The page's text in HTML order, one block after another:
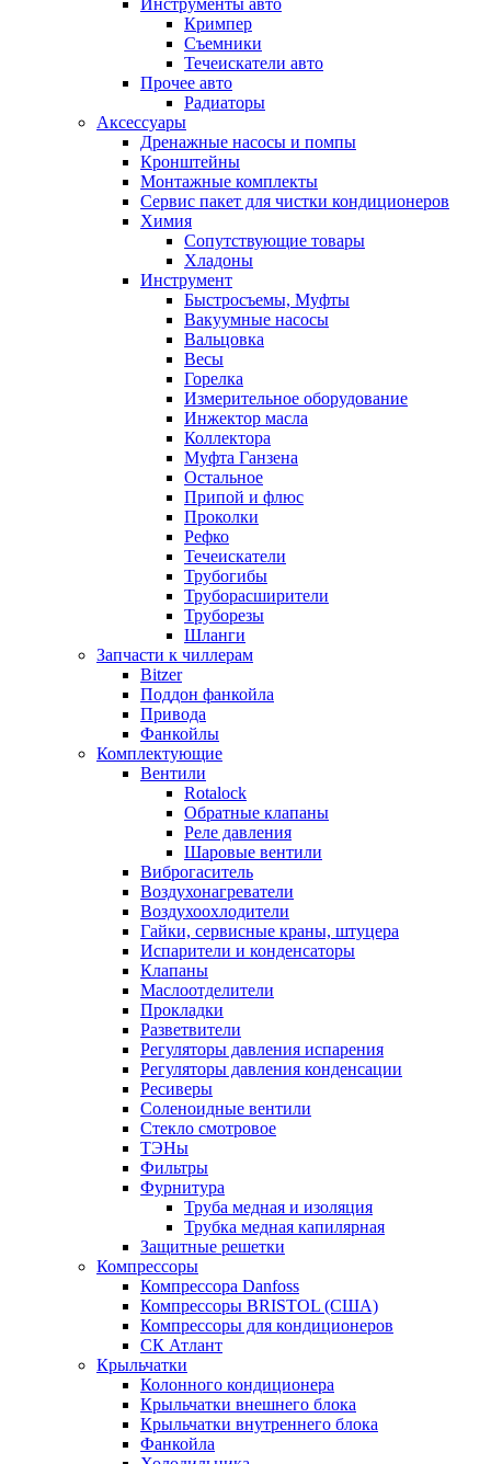
Инструменты авто
Кримпер
Съемники
Течеискатели авто
Прочее авто
Радиаторы
Аксессуары
Дренажные насосы и помпы
Кронштейны
Монтажные комплекты
Сервис пакет для чистки кондиционеров
Химия
Сопутствующие товары
Хладоны
Инструмент
Быстросъемы, Муфты
Вакуумные насосы
Вальцовка
Весы
Горелка
Измерительное оборудование
Инжектор масла
Коллектора
Муфта Ганзена
Остальное
Припой и флюс
Проколки
Рефко
Течеискатели
Трубогибы
Труборасширители
Труборезы
Шланги
Запчасти к чиллерам
Bitzer
Поддон фанкойла
Привода
Фанкойлы
Комплектующие
Вентили
Rotalock
Обратные клапаны
Реле давления
Шаровые вентили
Виброгаситель
Воздухонагреватели
Воздухоохлодители
Гайки, сервисные краны, штуцера
Испарители и конденсаторы
Клапаны
Маслоотделители
Прокладки
Разветвители
Регуляторы давления испарения
Регуляторы давления конденсации
Ресиверы
Соленоидные вентили
Стекло смотровое
ТЭНы
Фильтры
Фурнитура
Труба медная и изоляция
Трубка медная капилярная
Защитные решетки
Компрессоры
Компрессора Danfoss
Компрессоры BRISTOL (США)
Компрессоры для кондиционеров
СК Атлант
Крыльчатки
Колонного кондиционера
Крыльчатки внешнего блока
Крыльчатки внутреннего блока
Фанкойла